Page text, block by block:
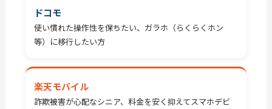
ドコモ
使い慣れた操作性を保ちたい、ガラホ（らくらくホン
等）に移行したい方
楽天モバイル
詐欺被害が心配なシニア、料金を安く抑えてスマホデビ